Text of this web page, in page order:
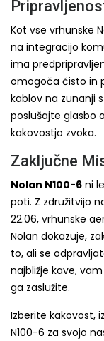
Kot vse vrhunske
na integracijo
ima
omogoča čisto in
kablov na zunanji
poslušajte glasbo
kakovostjo zvoka.
Zaključne
Nolan N100-6 ni
poti. Z združitvijo
22.06, vrhunske
Nolan dokazuje,
to, ali se
najbližje kave,
ga zaslužite.
Izberite kakovost,
N100-6 za svojo